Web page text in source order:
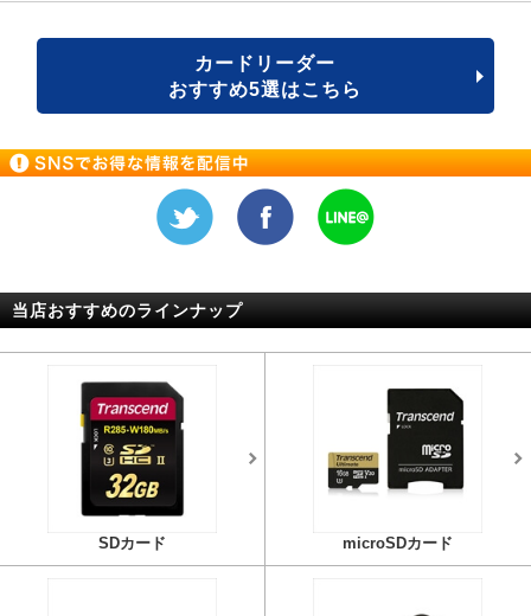
カードリーダー
おすすめ5選はこちら
当店おすすめのラインナップ
SDカード microSDカード